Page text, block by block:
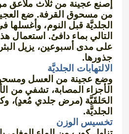
إصنع عجينة من ثلاث ملاعق
من مسحوق القرفة. ضع
الجلديَّة قبل النوم، وأغسلها
التالي بماء دافئ. استعمال
على مدى أسبوعين، يزيل
جذورها.
الالتهابات الجلديَّة
وضع عجينة من العسل
الأجزاء المصابة، تشفي من
الحَلقَيَّة (مرض جلدي مُعدٍ)، وكلِّ
الجلديَّة.
تخسيس الوزن